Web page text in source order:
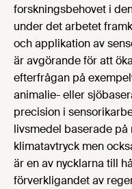
forskningsbehovet i
under det arbetet
och applikation av
är avgörande för att
efterfrågan på
animalie- eller
precision i
livsmedel baserade
klimatavtryck men
är en av nycklarna till
förverkligandet av